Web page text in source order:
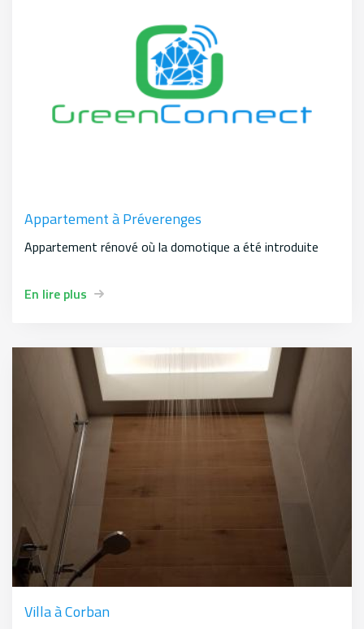
Appartement à Préverenges
Appartement rénové où la domotique a été introduite
En lire plus
Villa à Corban